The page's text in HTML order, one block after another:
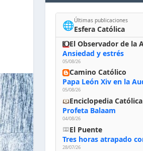
🌐Últimas publicaciones
Esfera Católica
Ansiedad y estrés
05/08/26
Camino Católico
05/08/26
Enciclopedia Católica
Profeta Balaam
04/08/26
El Puente
28/07/26